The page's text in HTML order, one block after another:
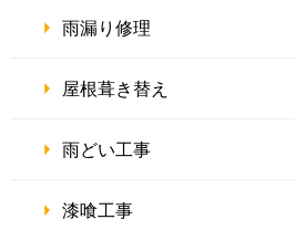
雨漏り修理
屋根葺き替え
雨どい工事
漆喰工事